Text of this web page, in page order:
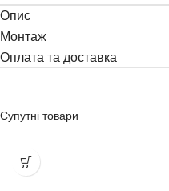
Опис
Монтаж
Оплата та доставка
Супутні товари